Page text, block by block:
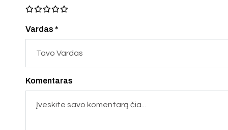
Vardas *
Komentaras